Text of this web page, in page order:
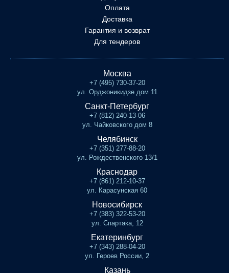
Оплата
Доставка
Гарантия и возврат
Для тендеров
Москва
+7 (495) 730-37-20
ул. Орджоникидзе дом 11
Санкт-Петербург
+7 (812) 240-13-06
ул. Чайковского дом 8
Челябинск
+7 (351) 277-88-20
ул. Рождественского 13/1
Краснодар
+7 (861) 212-10-37
ул. Карасунская 60
Новосибирск
+7 (383) 322-53-20
ул. Спартака, 12
Екатеринбург
+7 (343) 288-04-20
ул. Героев России, 2
Казань